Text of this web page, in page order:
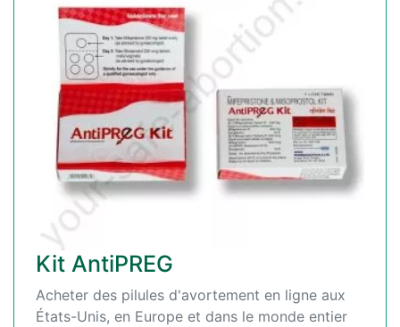
Kit AntiPREG
Acheter des pilules d'avortement en ligne aux
États-Unis, en Europe et dans le monde entier